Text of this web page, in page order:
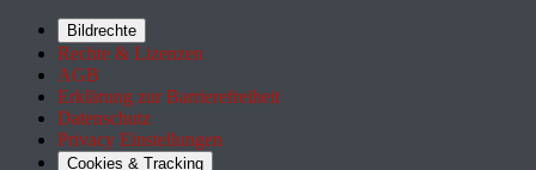
Bildrechte
Rechte & Lizenzen
AGB
Erklärung zur Barrierefreiheit
Datenschutz
Privacy Einstellungen
Cookies & Tracking